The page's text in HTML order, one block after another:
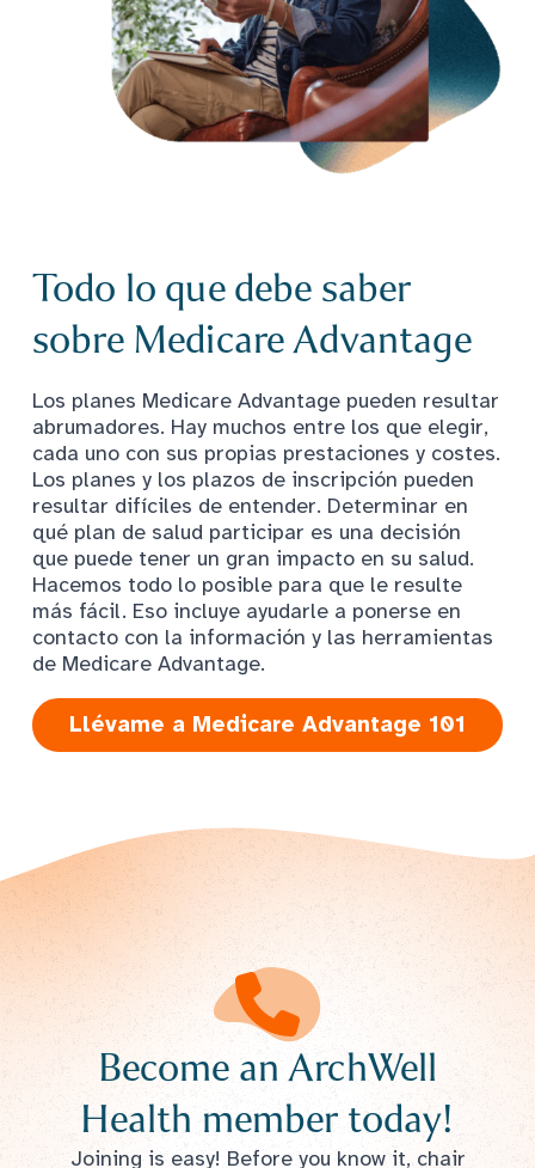
Todo lo que debe saber
sobre Medicare Advantage
Los planes Medicare Advantage pueden resultar
abrumadores. Hay muchos entre los que elegir,
cada uno con sus propias prestaciones y costes.
Los planes y los plazos de inscripción pueden
resultar difíciles de entender. Determinar en
qué plan de salud participar es una decisión
que puede tener un gran impacto en su salud.
Hacemos todo lo posible para que le resulte
más fácil. Eso incluye ayudarle a ponerse en
contacto con la información y las herramientas
de Medicare Advantage.
Llévame a Medicare Advantage 101
Become an ArchWell
Health member today!
Joining is easy! Before you know it, chair